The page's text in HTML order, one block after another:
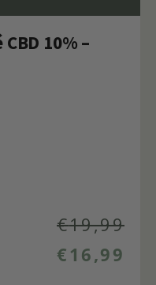
10% –
€19,99
€ 16,99